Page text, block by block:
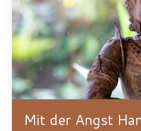
Mit der Angst